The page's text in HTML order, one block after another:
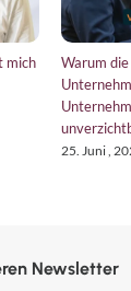
Warum die
Unternehmer und
unverzichtbar ist
25. Juni , 2026
Newsletter